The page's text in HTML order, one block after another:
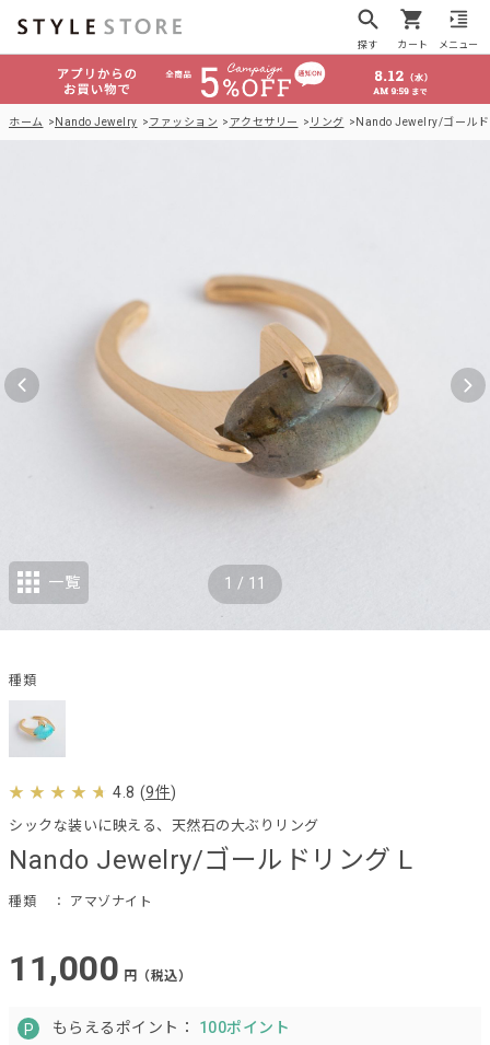
探す カート メニュー
ホーム Nando Jewelry ファッション アクセサリー リング Nando Jewelry/ゴールド
Nando Jewelry/ゴールドリング L
シックな装いに映える、天然石の大ぶりリング
種類 ： アマゾナイト
4.8 (9件)
11,000 円（税込）
もらえるポイント： 100ポイント
1 / 11
一覧
種類